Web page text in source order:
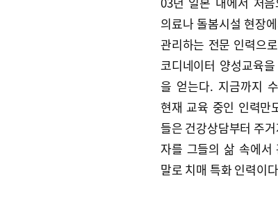
의료나 돌봄시설 현장
관리하는 전문 인력으
코디네이터 양성교육
을 얻는다. 지금까지
현재 교육 중인 인력만
들은 건강상담부터 주
자를 그들의 삶 속에서
말로 치매 특화 인력이